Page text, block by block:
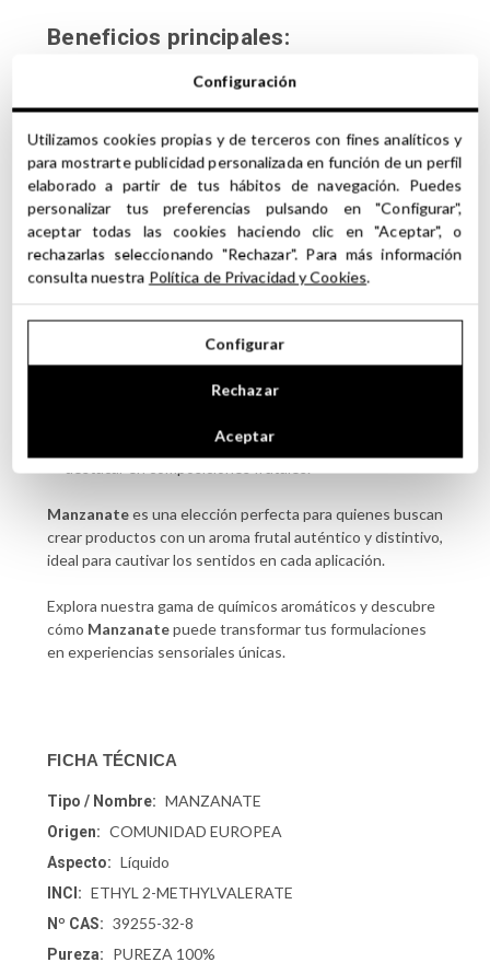
FICHA TÉCNICA
Tipo / Nombre: MANZANATE
Origen: COMUNIDAD EUROPEA
Aspecto: Líquido
INCI: ETHYL 2-METHYLVALERATE
Nº CAS: 39255-32-8
Pureza: PUREZA 100%
Beneficios principales:
Perfil frutal único:Aporta un aroma intenso y
Versatilidad: Se integra fácilmente en una amplia
gama de formulaciones cosméticas y perfumísticas.
Refuerzo aromático:Mejora y complementa otras
notas dentro de composiciones olfativas complejas.
Sensación revitalizante:Su aroma fresco y dulce
aporta una experiencia sensorial agradable y
estimulante.
Características aromáticas:
Manzana arenosa, evocando
Intenso y envolvente, ideal para
destacar en composiciones frutales.
Manzanatees una elección perfecta para quienes buscan
crear productos con un aroma frutal auténtico y distintivo,
ideal para cautivar los sentidos en cada aplicación.
Explora nuestra gama de químicos aromáticos y descubre
cómo Manzanatepuede transformar tus formulaciones
en experiencias sensoriales únicas.
Configuración
Utilizamos cookies propias y de terceros con fines analíticos y
para mostrarte publicidad personalizada en función de un perfil
elaborado a partir de tus hábitos de navegación. Puedes
personalizar tus preferencias pulsando en "Configurar",
aceptar todas las cookies haciendo clic en "Aceptar", o
rechazarlas seleccionando "Rechazar". Para más información
consulta nuestra Política de Privacidad y Cookies.
Configurar
Rechazar
Aceptar